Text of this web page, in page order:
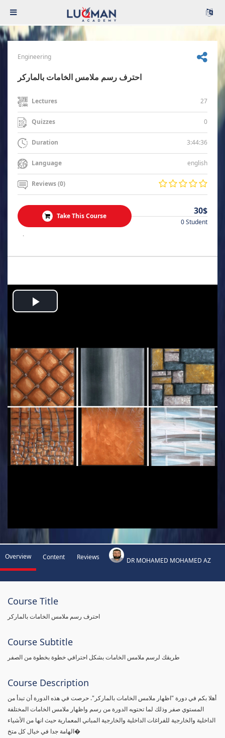
Engineering
احترف رسم ملامس الخامات بالماركر
Lectures 27
Quizzes 0
Duration 3:44:36
Language english
Reviews (0)
Take This Course 30$
0 Student
.
Play
Overview Content Reviews DR MOHAMED MOHAMED AZ
Course Title
احترف رسم ملامس الخامات بالماركر
Course Subtitle
طريقك لرسم ملامس الخامات بشكل احترافي خطوة بخطوة من الصفر
Course Description
أهلا بكم في دورة "اظهار ملامس الخامات بالماركر". حرصت في هذه الدورة أن تبدأ من
المستوي صفر وذلك لما تحتويه الدورة من رسم واظهار ملامس الخامات المختلفة
الداخلية والخارجية للفراغات الداخلية والخارجية المباني المعمارية حيث انها من الأشياء
الهامة جدا في خيال كل متخ�